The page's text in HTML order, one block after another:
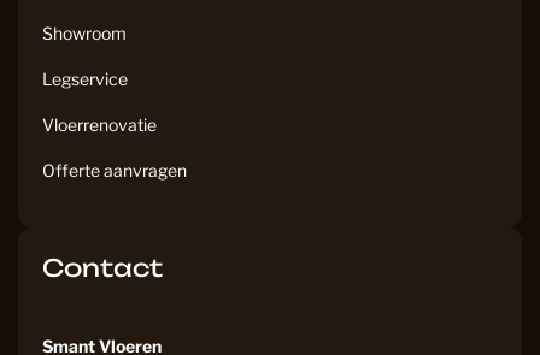
Showroom
Legservice
Vloerrenovatie
Offerte aanvragen
Contact
Smant Vloeren